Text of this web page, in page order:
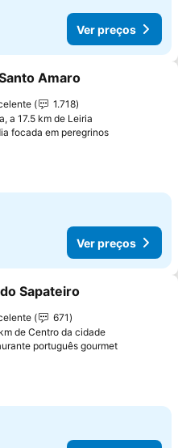
Ver preços
aos favoritos
Amaro
1.718
a 17.5 km de Leiria
focada em peregrinosVer preços
Ver preços
aos favoritos
Sapateiro
671
de Centro da cidade
português gourmetVer